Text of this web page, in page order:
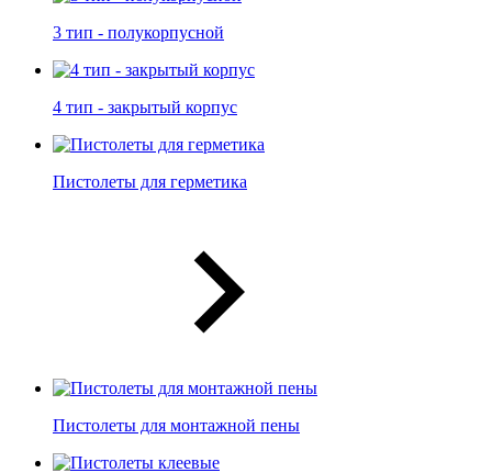
3 тип - полукорпусной
4 тип - закрытый корпус
Пистолеты для герметика
Пистолеты для монтажной пены